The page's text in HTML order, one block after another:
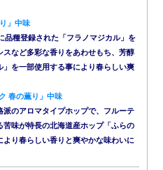
」中味
品種登録された「フラノマジカル」を
など多彩な香りをあわせもち、芳醇
を一部使用する事により春らしい爽
春の薫り」中味
のアロマタイプホップで、フルーテ
味が特長の北海道産ホップ「ふらの
り春らしい香りと爽やかな味わいに